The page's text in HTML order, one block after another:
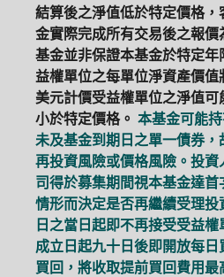
結算後之淨值低於特定價格
金實際完成所有交易後之報
基金並非保證本基金於特定
益權單位之每單位淨資產價
美元計價受益權單位之淨值
小於特定價格。 本基金可能
未及基金到期日之單一債券
再投資風險或價格風險。投
司得於募集期間視本基金達
情形而決定是否再繼續受理
日之當日起即不再接受受益
成立日起九十日後即開放每
買回，將收取提前買回費用